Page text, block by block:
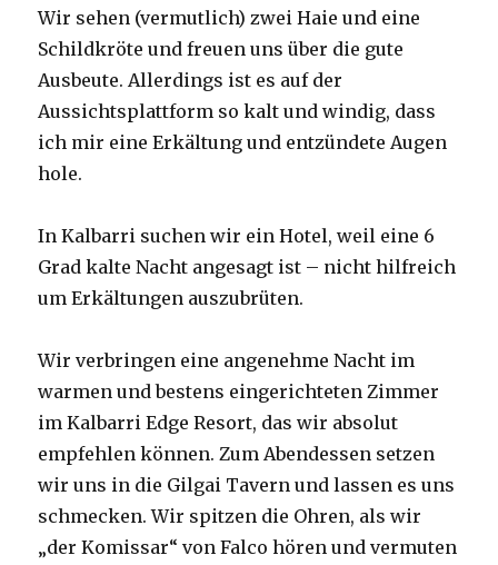
Wir sehen (vermutlich) zwei Haie und eine
Schildkröte und freuen uns über die gute
Ausbeute. Allerdings ist es auf der
Aussichtsplattform so kalt und windig, dass
ich mir eine Erkältung und entzündete Augen
hole.
In Kalbarri suchen wir ein Hotel, weil eine 6
Grad kalte Nacht angesagt ist – nicht hilfreich
um Erkältungen auszubrüten.
Wir verbringen eine angenehme Nacht im
warmen und bestens eingerichteten Zimmer
im Kalbarri Edge Resort, das wir absolut
empfehlen können. Zum Abendessen setzen
wir uns in die Gilgai Tavern und lassen es uns
schmecken. Wir spitzen die Ohren, als wir
„der Komissar“ von Falco hören und vermuten